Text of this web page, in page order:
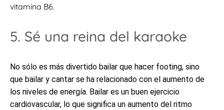
vitamina B6.
5. Sé una reina del karaoke
No sólo es más divertido bailar que hacer footing, sino
que bailar y cantar se ha relacionado con el aumento de
los niveles de energía. Bailar es un buen ejercicio
cardiovascular, lo que significa un aumento del ritmo